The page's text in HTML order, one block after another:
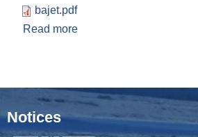
bajet.pdf
Read more
Notices